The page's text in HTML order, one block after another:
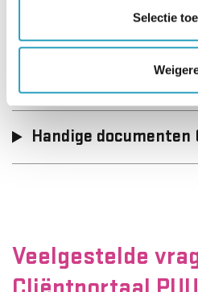
Selectie
Handige
Handige documenten
Veelgestelde